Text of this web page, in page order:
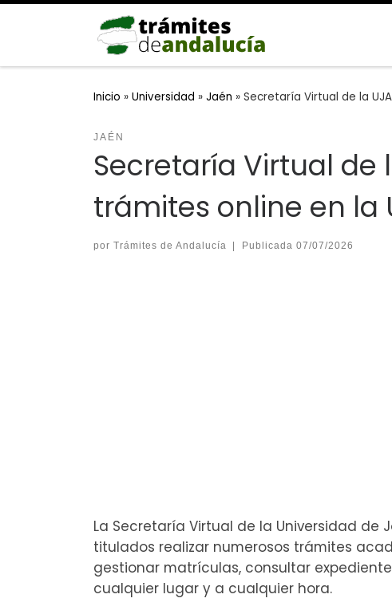
Saltar al contenido
Inicio » Universidad » Jaén » Secretaría Virtual de la
JAÉN
Secretaría Virtual de
trámites online en la
por Trámites de Andalucía Publicada 07/07/2026
La Secretaría Virtual de la Universidad
titulados realizar numerosos trámites
gestionar matrículas, consultar
cualquier lugar y a cualquier hora.